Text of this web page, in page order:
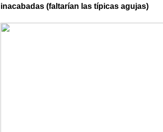
inacabadas (faltarían las típicas agujas)